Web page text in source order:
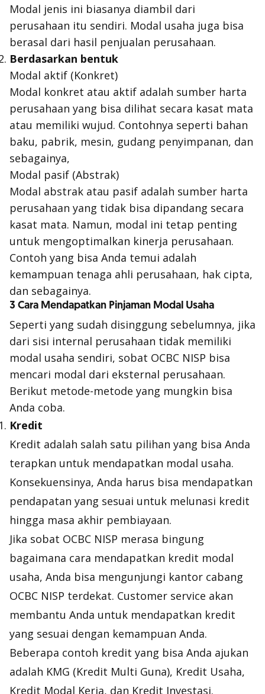
Modal jenis ini biasanya diambil dari
perusahaan itu sendiri. Modal usaha juga bisa
berasal dari hasil penjualan perusahaan.
Berdasarkan bentuk
Modal aktif (Konkret)
Modal konkret atau aktif adalah sumber harta
perusahaan yang bisa dilihat secara kasat mata
atau memiliki wujud. Contohnya seperti bahan
baku, pabrik, mesin, gudang penyimpanan, dan
sebagainya,
Modal pasif (Abstrak)
Modal abstrak atau pasif adalah sumber harta
perusahaan yang tidak bisa dipandang secara
kasat mata. Namun, modal ini tetap penting
untuk mengoptimalkan kinerja perusahaan.
Contoh yang bisa Anda temui adalah
kemampuan tenaga ahli perusahaan, hak cipta,
dan sebagainya.
3 Cara Mendapatkan Pinjaman Modal Usaha
Seperti yang sudah disinggung sebelumnya, jika
dari sisi internal perusahaan tidak memiliki
modal usaha sendiri, sobat OCBC NISP bisa
mencari modal dari eksternal perusahaan.
Berikut metode-metode yang mungkin bisa
Anda coba.
Kredit
Kredit adalah salah satu pilihan yang bisa Anda
terapkan untuk mendapatkan modal usaha.
Konsekuensinya, Anda harus bisa mendapatkan
pendapatan yang sesuai untuk melunasi kredit
hingga masa akhir pembiayaan.
Jika sobat OCBC NISP merasa bingung
bagaimana cara mendapatkan kredit modal
usaha, Anda bisa mengunjungi kantor cabang
OCBC NISP terdekat. Customer service akan
membantu Anda untuk mendapatkan kredit
yang sesuai dengan kemampuan Anda.
Beberapa contoh kredit yang bisa Anda ajukan
adalah KMG (Kredit Multi Guna), Kredit Usaha,
Kredit Modal Kerja, dan Kredit Investasi.